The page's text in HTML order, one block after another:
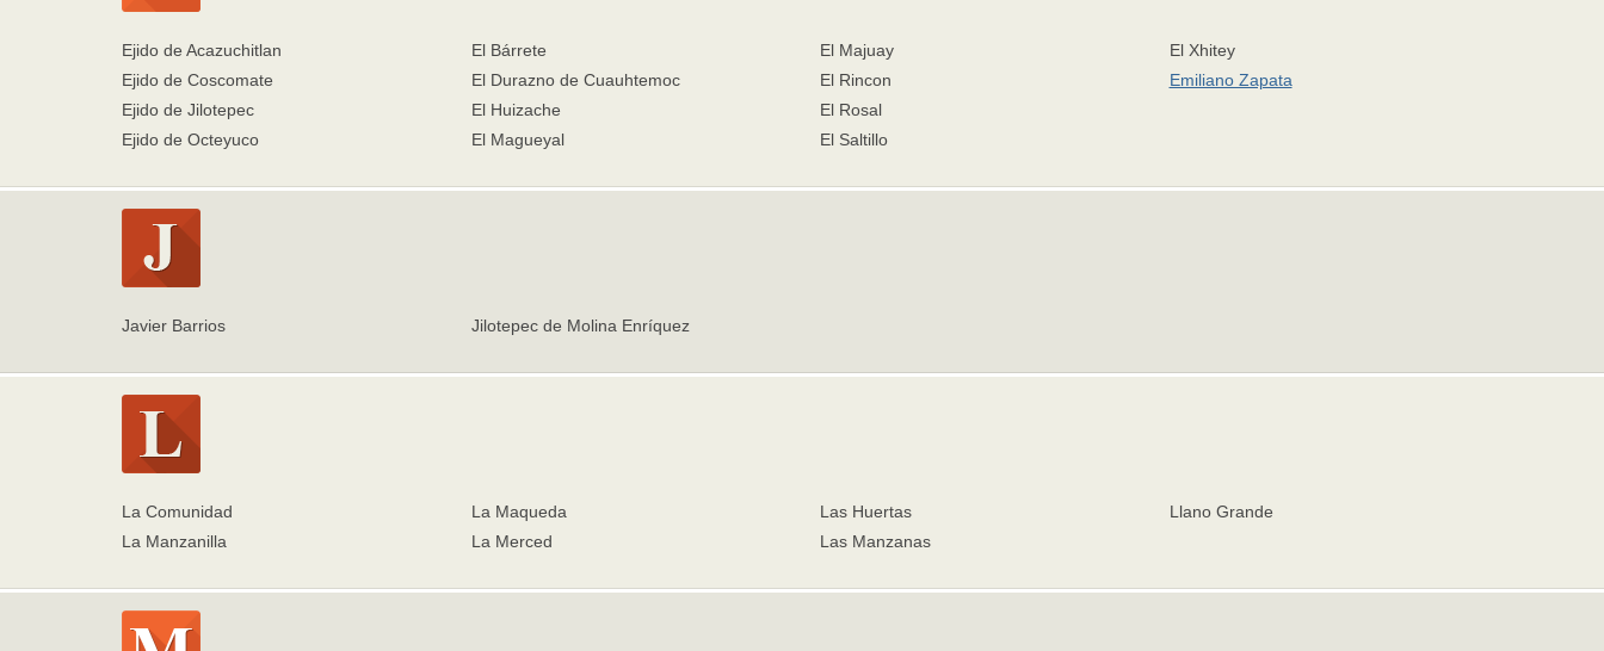
Ejido de Acazuchitlan
Ejido de Coscomate
Ejido de Jilotepec
Ejido de Octeyuco
El Bárrete
El Durazno de Cuauhtemoc
El Huizache
El Magueyal
El Majuay
El Rincon
El Rosal
El Saltillo
El Xhitey
Emiliano Zapata
Javier Barrios Jilotepec de Molina Enríquez
La Comunidad
La Manzanilla
La Maqueda
La Merced
Las Huertas
Las Manzanas
Llano Grande